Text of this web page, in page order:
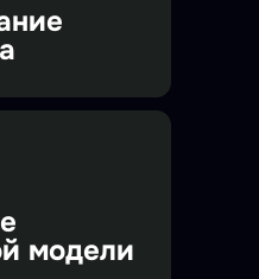
модели